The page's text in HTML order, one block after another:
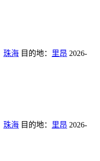
珠海 目的地： 里昂 2026-
珠海 目的地： 里昂 2026-